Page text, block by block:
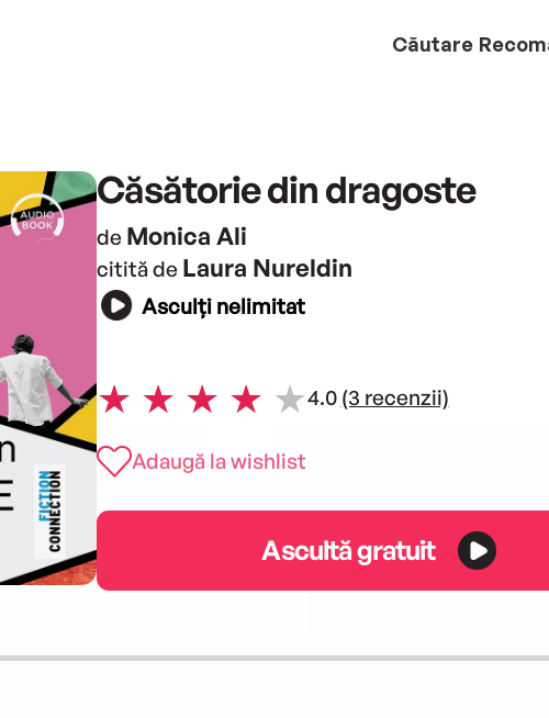
Căutare
Căsătorie din dragoste
de Monica Ali
citită de Laura Nureldin
Asculți nelimitat
4.0 (3 recenzii)
Adaugă la wishlist
Ascultă gratuit